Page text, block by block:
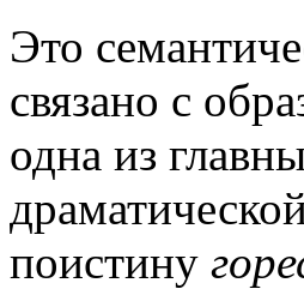
Это
связано с
одна из
поистину